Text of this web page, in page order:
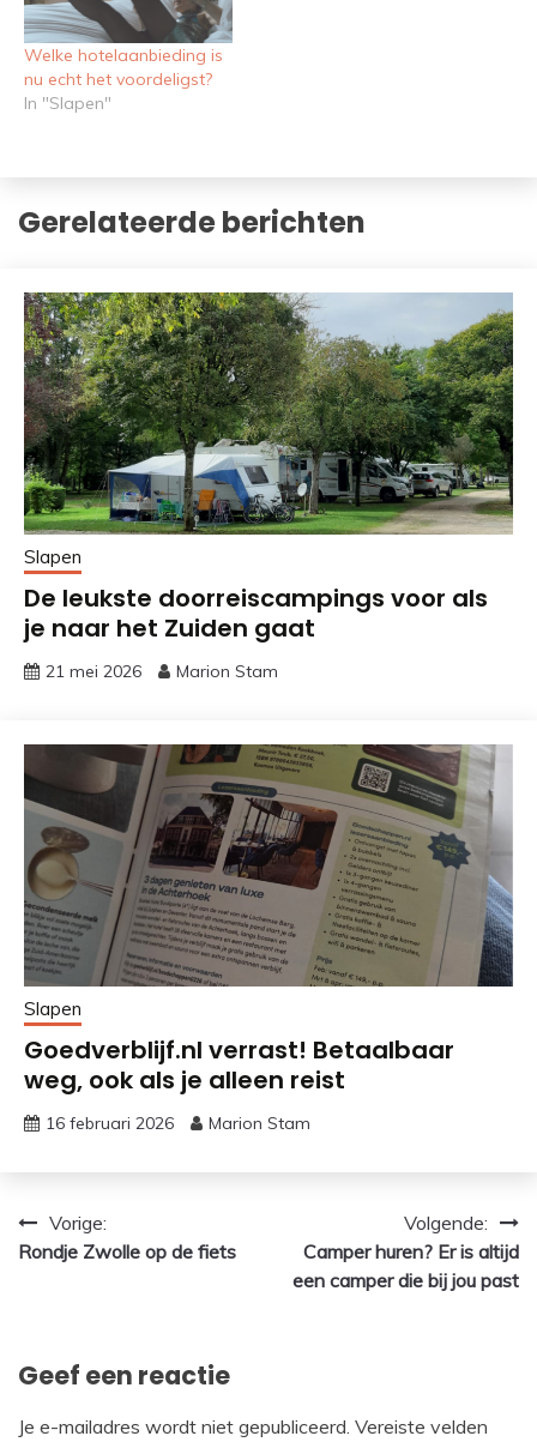
Welke hotelaanbieding is
nu echt het voordeligst?
In "Slapen"
Gerelateerde berichten
Slapen
De leukste doorreiscampings voor als
je naar het Zuiden gaat
21 mei 2026 Marion Stam
Slapen
Goedverblijf.nl verrast! Betaalbaar
weg, ook als je alleen reist
16 februari 2026 Marion Stam
Bericht
navigatie
Vorige:
Rondje Zwolle op de fiets
Volgende:
Camper huren? Er is altijd
een camper die bij jou past
Geef een reactie
Je e-mailadres wordt niet gepubliceerd. Vereiste velden